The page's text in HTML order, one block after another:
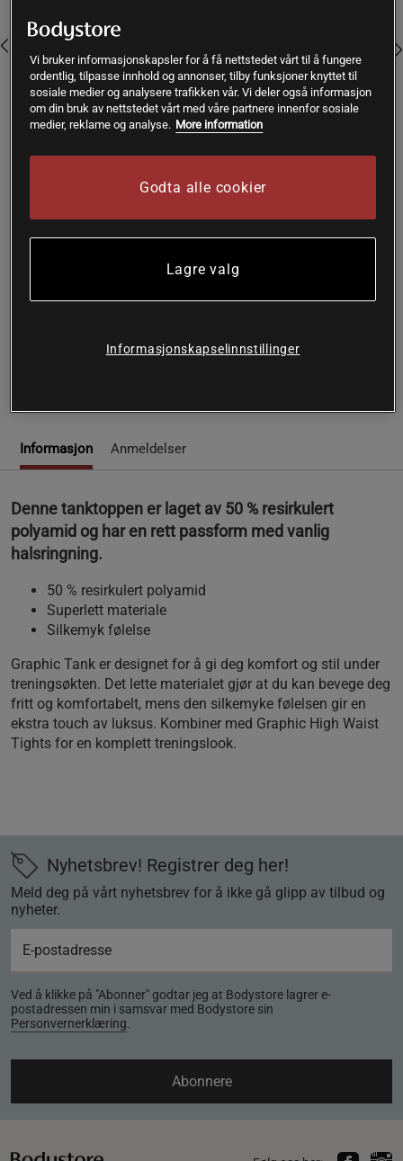
SKU #250050010R | EAN7323345234699
silkemyk følelse under trening.
Informasjon Anmeldelser
Denne tanktoppen er laget av 50 % resirkulert
polyamid og har en rett passform med vanlig
halsringning.
50 % resirkulert polyamid
Superlett materiale
Silkemyk følelse
Graphic Tank er designet for å gi deg komfort og stil under
treningsøkten. Det lette materialet gjør at du kan bevege deg
fritt og komfortabelt, mens den silkemyke følelsen gir en
ekstra touch av luksus. Kombiner med Graphic High Waist
Tights for en komplett treningslook.
Nyhetsbrev! Registrer deg her!
Meld deg på vårt nyhetsbrev for å ikke gå glipp av tilbud og
nyheter.
Ved å klikke på "Abonner" godtar jeg at Bodystore lagrer e-
postadressen min i samsvar med Bodystore sin
Personvernerklæring.
Abonnere
Vi bruker informasjonskapsler for å få nettstedet vårt til å fungere
ordentlig, tilpasse innhold og annonser, tilby funksjoner knyttet til
sosiale medier og analysere trafikken vår. Vi deler også informasjon
om din bruk av nettstedet vårt med våre partnere innenfor sosiale
medier, reklame og analyse. More information
Godta alle cookier
Lagre valg
Informasjonskapselinnstillinger